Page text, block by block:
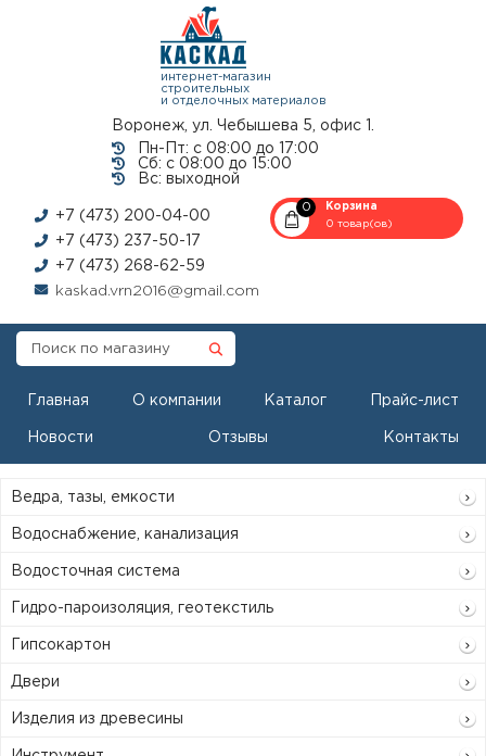
интернет-магазин
строительных
и отделочных материалов
Воронеж, ул. Чебышева 5, офис 1.
Пн-Пт: с 08:00 до 17:00
Сб: с 08:00 до 15:00
Вс: выходной
+7 (473) 200-04-00
+7 (473) 237-50-17
+7 (473) 268-62-59
kaskad.vrn2016@gmail.com
0
Корзина
0 товар(ов)
Главная О компании Каталог Прайс-лист
Новости Отзывы Контакты
Ведра, тазы, емкости
Водоснабжение, канализация
Водосточная система
Гидро-пароизоляция, геотекстиль
Гипсокартон
Двери
Изделия из древесины